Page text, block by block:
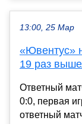
13:00, 25 Мар
«Ювентус»
19 раз
Ответный
0:0, первая
ответный